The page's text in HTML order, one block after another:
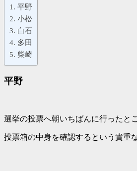
平野
小松
白石
多田
柴崎
平野
選挙の投票へ朝いちばんに行ったとこ
投票箱の中身を確認するという貴重